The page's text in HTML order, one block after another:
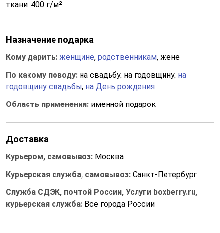
ткани: 400 г/м².
Назначение подарка
Кому дарить: женщине, родственникам, жене
По какому поводу: на свадьбу, на годовщину, на
годовщину свадьбы, на День рождения
Область применения: именной подарок
Доставка
Курьером, самовывоз: Москва
Курьерская служба, самовывоз: Санкт-Петербург
Служба СДЭК, почтой России, Услуги boxberry.ru,
курьерская служба: Все города России